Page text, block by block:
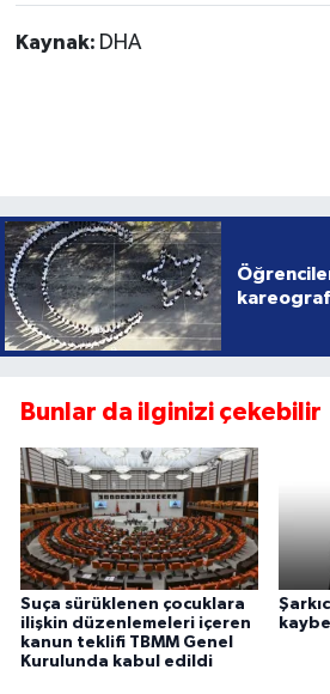
Kaynak: DHA
Bunlar da ilginizi çekebilir
Suça sürüklenen çocuklara
ilişkin düzenlemeleri içeren
kanun teklifi TBMM Genel
Kurulunda kabul edildi